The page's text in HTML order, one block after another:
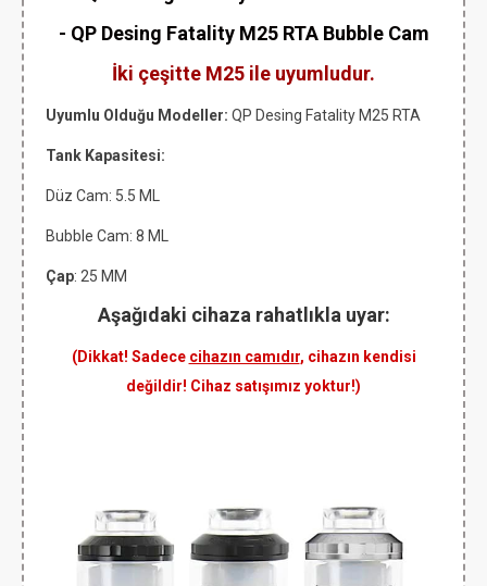
- QP Desing Fatality M25 RTA Bubble Cam
İki çeşitte M25 ile uyumludur.
Uyumlu Olduğu Modeller: QP Desing Fatality M25 RTA
Tank Kapasitesi:
Düz Cam: 5.5 ML
Bubble Cam: 8 ML
Çap: 25 MM
Aşağıdaki cihaza rahatlıkla uyar:
(Dikkat! Sadece cihazın camıdır, cihazın kendisi
değildir! Cihaz satışımız yoktur!)